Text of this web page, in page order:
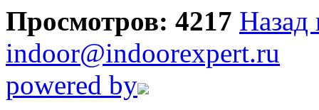
Просмотров: 4217 Назад
indoor@indoorexpert.ru
powered by